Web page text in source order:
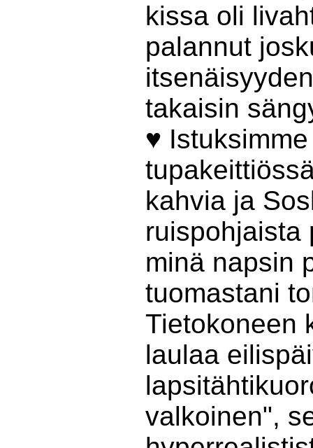
kissa oli
palannut
takaisin
♥
kahvia ja
ruispohjaista
minä napsin
tuomastani
Tietokoneen
laulaa
valkoinen",